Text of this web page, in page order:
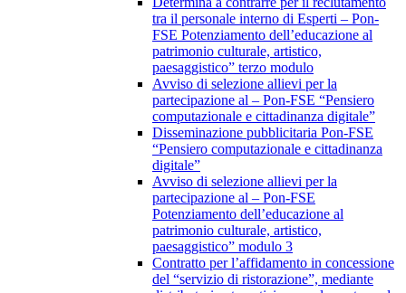
tra il personale interno di Esperti – Pon-
FSE Potenziamento dell’educazione al
patrimonio culturale, artistico,
paesaggistico” terzo modulo
Avviso di selezione allievi per la
partecipazione al – Pon-FSE “Pensiero
computazionale e cittadinanza digitale”
Disseminazione pubblicitaria Pon-FSE
“Pensiero computazionale e cittadinanza
digitale”
Avviso di selezione allievi per la
partecipazione al – Pon-FSE
Potenziamento dell’educazione al
patrimonio culturale, artistico,
paesaggistico” modulo 3
Contratto per l’affidamento in concessione
del “servizio di ristorazione”, mediante